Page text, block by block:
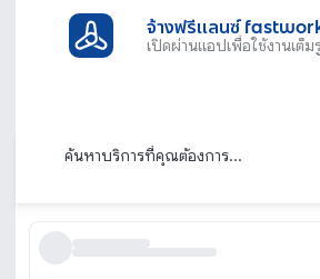
จ้างฟรีแลนซ์
เปิดผ่านแอปเพื่อใช้งานเต็
เรียงตาม